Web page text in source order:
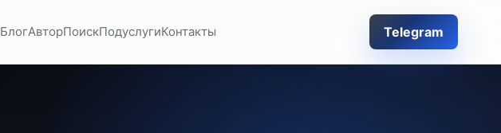
БлогАвторПоискПодуслугиКонтакты Telegram